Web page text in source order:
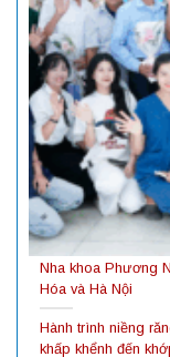
Nha khoa Phương
Hóa và Hà Nội
Hành trình niềng
khấp khểnh đến